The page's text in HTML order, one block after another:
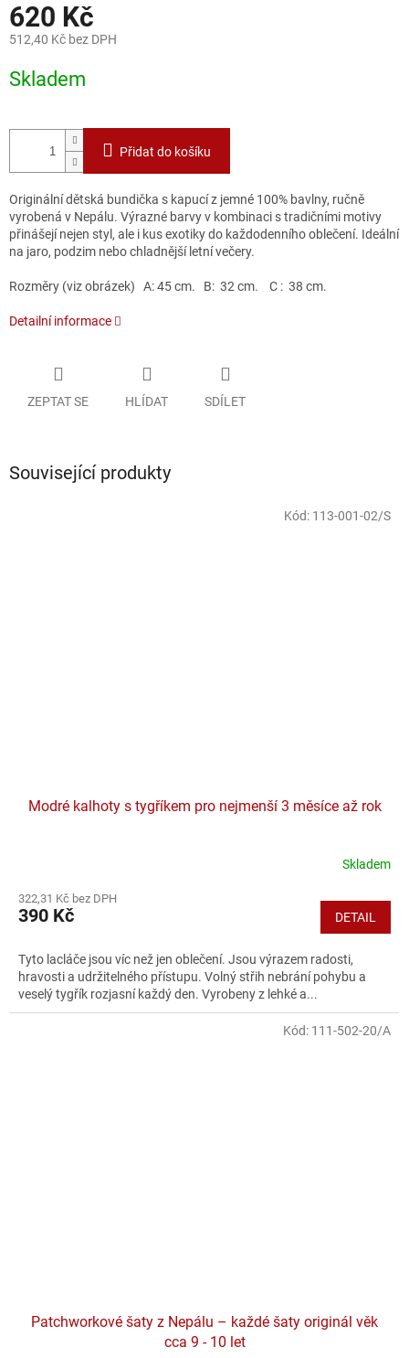
620 Kč
512,40 Kč bez DPH
cena:
Skladem
Přidat do košíku
Originální dětská bundička s kapucí z jemné 100% bavlny, ručně
vyrobená v Nepálu. Výrazné barvy v kombinaci s tradičními motivy
přinášejí nejen styl, ale i kus exotiky do každodenního oblečení. Ideální
na jaro, podzim nebo chladnější letní večery.
Rozměry (viz obrázek) A: 45 cm. B: 32 cm. C : 38 cm.
Detailní informace
ZEPTAT SE HLÍDAT SDÍLET
Související produkty
Modré kalhoty s tygříkem pro nejmenší 3 měsíce až rok
Skladem
322,31 Kč bez DPH
390 Kč DETAIL
Tyto lacláče jsou víc než jen oblečení. Jsou výrazem radosti,
hravosti a udržitelného přístupu. Volný střih nebrání pohybu a
veselý tygřík rozjasní každý den. Vyrobeny z lehké a...
Kód: 113-001-02/S
Patchworkové šaty z Nepálu – každé šaty originál věk
cca 9 - 10 let
Kód: 111-502-20/A